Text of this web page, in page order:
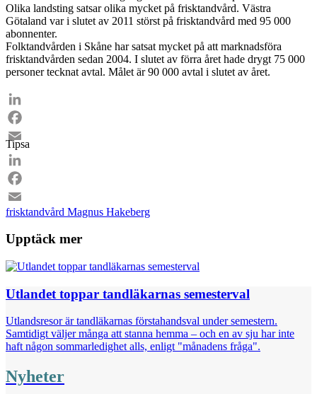
Olika landsting satsar olika mycket på frisktandvård. Västra
Götaland var i slutet av 2011 störst på frisktandvård med 95 000
abonnenter.
Folktandvården i Skåne har satsat mycket på att marknadsföra
frisktandvården sedan 2004. I slutet av förra året hade drygt 75 000
personer tecknat avtal. Målet är 90 000 avtal i slutet av året.
LinkedIn
Facebook
Email
Tipsa
LinkedIn
Facebook
Email
frisktandvård Magnus Hakeberg
Upptäck mer
Utlandet toppar tandläkarnas semesterval
Utlandsresor är tandläkarnas förstahandsval under semestern.
Samtidigt väljer många att stanna hemma – och en av sju har inte
haft någon sommarledighet alls, enligt "månadens fråga".
Nyheter